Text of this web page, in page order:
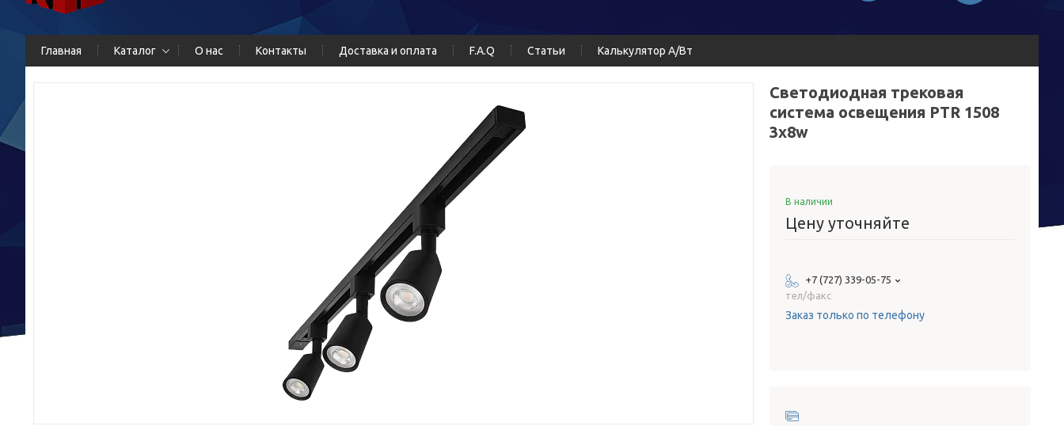
Главная Каталог О нас Контакты Доставка и оплата F.A.Q Статьи Калькулятор А/Вт
Светодиодная трековая
система освещения PTR 1508
3x8w
В наличии
Цену уточняйте
+7 (727) 339-05-75
тел/факс
Заказ только по телефону